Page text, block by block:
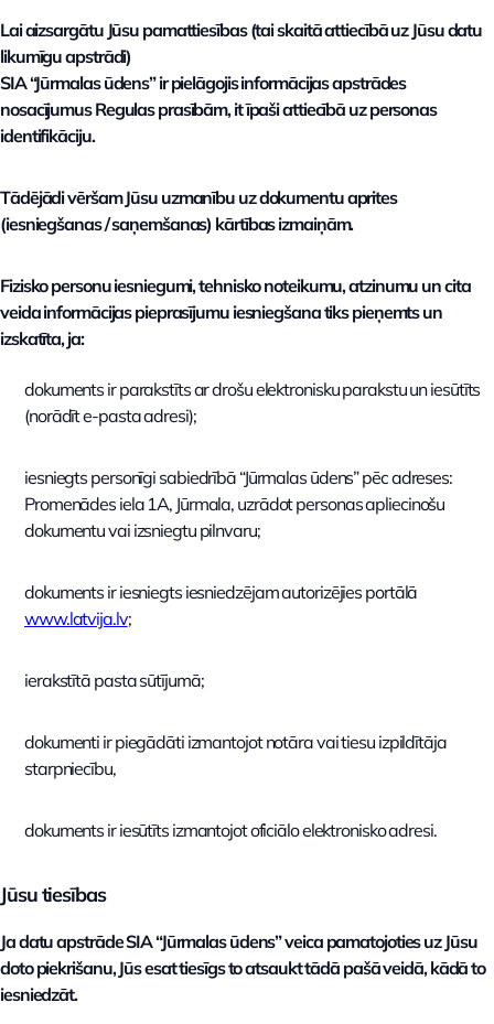
Lai aizsargātu Jūsu pamattiesības (tai skaitā attiecībā uz Jūsu datu
likumīgu apstrādi)
SIA “Jūrmalas ūdens” ir pielāgojis informācijas apstrādes
nosacījumus Regulas prasībām, it īpaši attiecībā uz personas
identifikāciju.
Tādējādi vēršam Jūsu uzmanību uz dokumentu aprites
(iesniegšanas / saņemšanas) kārtības izmaiņām.
Fizisko personu iesniegumi, tehnisko noteikumu, atzinumu un cita
veida informācijas pieprasījumu iesniegšana tiks pieņemts un
izskatīta, ja:
dokuments ir parakstīts ar drošu elektronisku parakstu un iesūtīts
(norādīt e-pasta adresi);
iesniegts personīgi sabiedrībā “Jūrmalas ūdens” pēc adreses:
Promenādes iela 1A, Jūrmala, uzrādot personas apliecinošu
dokumentu vai izsniegtu pilnvaru;
dokuments ir iesniegts iesniedzējam autorizējies portālā
www.latvija.lv;
ierakstītā pasta sūtījumā;
dokumenti ir piegādāti izmantojot notāra vai tiesu izpildītāja
starpniecību,
dokuments ir iesūtīts izmantojot oficiālo elektronisko adresi.
Jūsu tiesības
Ja datu apstrāde SIA “Jūrmalas ūdens” veica pamatojoties uz Jūsu
doto piekrišanu, Jūs esat tiesīgs to atsaukt tādā pašā veidā, kādā to
iesniedzāt.